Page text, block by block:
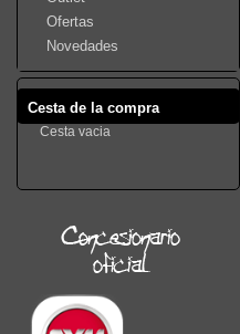
Ofertas
Novedades
Cesta de la compra
Cesta vacia